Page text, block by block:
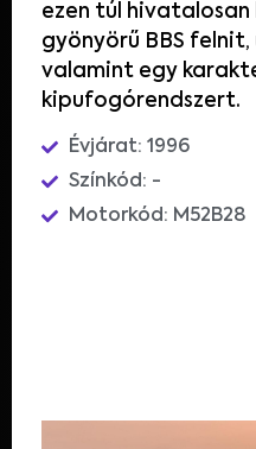
ezen túl hivatalosan
gyönyörű BBS felnit,
valamint egy
kipufogórendszert.
Évjárat: 1996
Színkód: -
Motorkód: M52B28